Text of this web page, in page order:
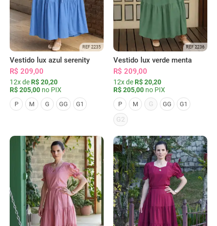
REF 2235
Vestido lux azul serenity
R$ 209,00
12x de R$ 20,20
R$ 205,00 no PIX
P M G GG G1
REF 2236
Vestido lux verde menta
R$ 209,00
12x de R$ 20,20
R$ 205,00 no PIX
P M G GG G1
G2